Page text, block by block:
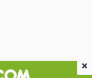
×